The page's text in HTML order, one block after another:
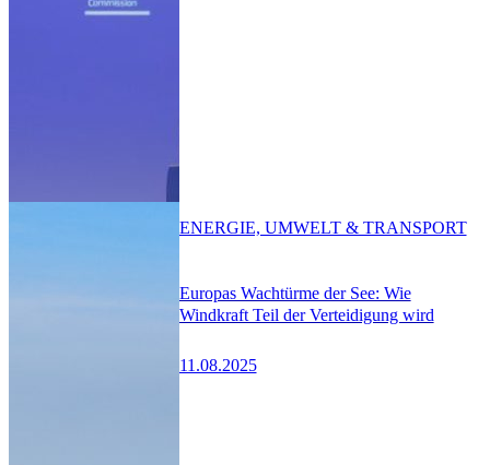
Europas Wachtürme der See: Wie
Windkraft Teil der Verteidigung wird
11.08.2025
ENERGIE, UMWELT & TRANSPORT